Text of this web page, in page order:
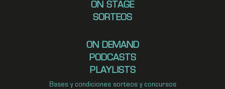
ON STAGE
SORTEOS
ON DEMAND
PODCASTS
PLAYLISTS
Bases y condiciones sorteos y concursos